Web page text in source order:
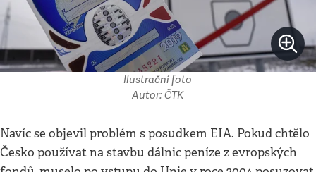
Ilustrační foto
Autor: ČTK
Navíc se objevil problém s posudkem EIA. Pokud chtělo
Česko používat na stavbu dálnic peníze z evropských